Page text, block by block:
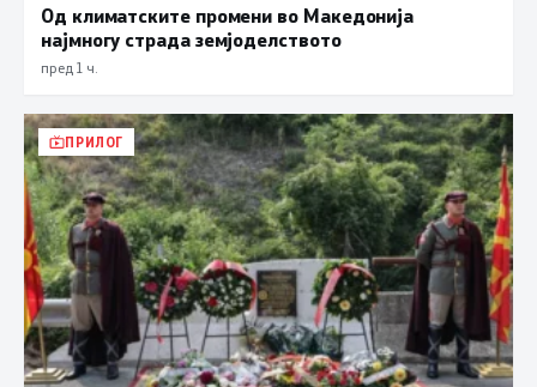
Од климатските промени во Македонија
најмногу страда земјоделството
пред 1 ч.
ПРИЛОГ